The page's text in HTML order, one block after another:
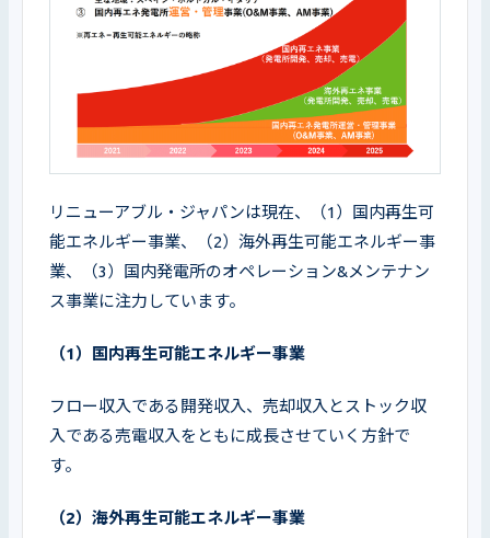
リニューアブル・ジャパンは現在、（1）国内再生可
能エネルギー事業、（2）海外再生可能エネルギー事
業、（3）国内発電所のオペレーション&メンテナン
ス事業に注力しています。
（1）国内再生可能エネルギー事業
フロー収入である開発収入、売却収入とストック収
入である売電収入をともに成長させていく方針で
す。
（2）海外再生可能エネルギー事業